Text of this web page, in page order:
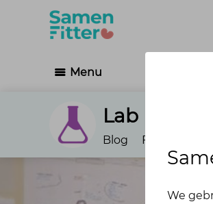
Menu
Lab
Blog Forums
We